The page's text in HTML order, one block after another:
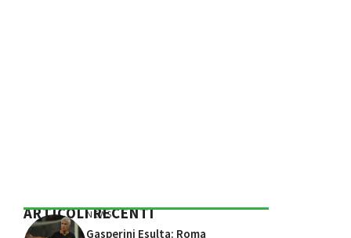
ARTICOLI RECENTI
NEWS
Gasperini Esulta: Roma